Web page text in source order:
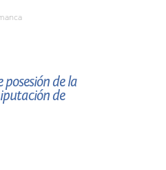
de la
de